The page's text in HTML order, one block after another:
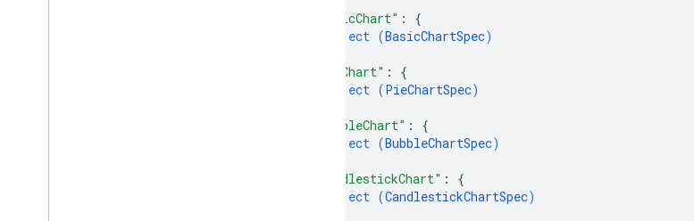
"basicChart" : {
object (BasicChartSpec)
"pieChart" : {
object (PieChartSpec)
"bubbleChart" : {
object (BubbleChartSpec)
"candlestickChart" : {
object (CandlestickChartSpec)